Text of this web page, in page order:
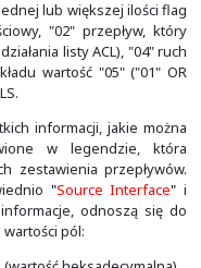
są w pamięci "Main
polecenia trybu
tego polecenia wraz